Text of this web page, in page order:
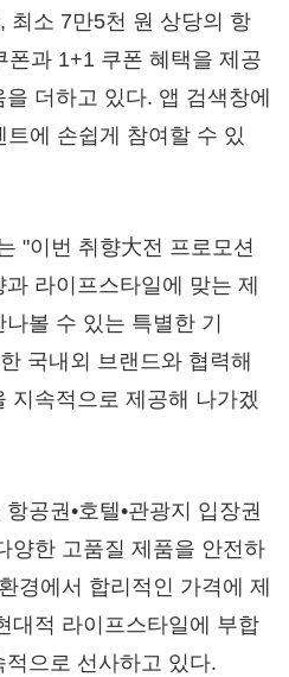
최소 7만5천 원 상당의 항
폰과 1+1 쿠폰 혜택을 제공
더하고 있다. 앱 검색창에
에 손쉽게 참여할 수 있
"이번 취향大전 프로모션
라이프스타일에 맞는 제
볼 수 있는 특별한 기
국내외 브랜드와 협력해
지속적으로 제공해 나가겠
공권•호텔•관광지 입장권
양한 고품질 제품을 안전하
경에서 합리적인 가격에 제
대적 라이프스타일에 부합
으로 선사하고 있다.